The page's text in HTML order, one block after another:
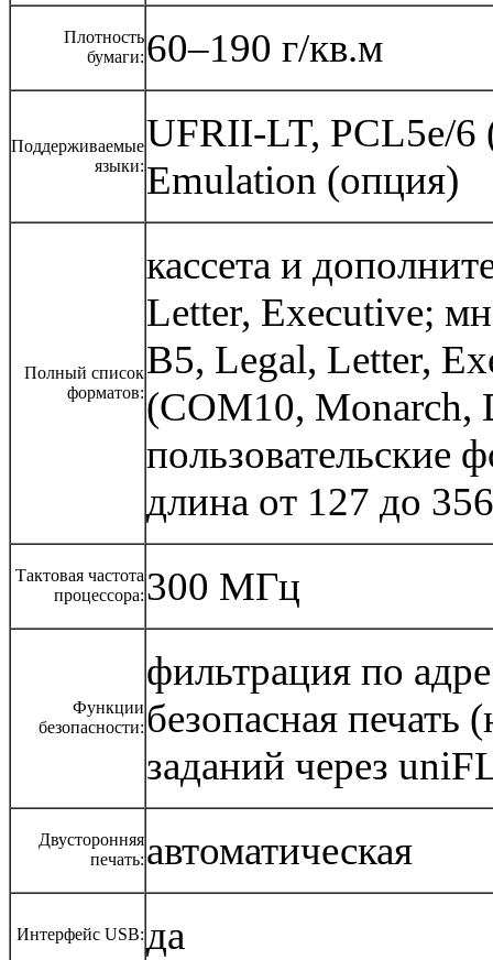
Плотность
бумаги: 60–190 г/кв.м
Поддерживаемые
языки:
UFRII-LT, PCL5e/6
Emulation (опция)
Полный список
форматов:
кассета и
Letter, Executive;
B5, Legal, Letter,
(COM10, Monarch,
длина от 127 до
Тактовая частота
процессора: 300 МГц
Функции
безопасности:
фильтрация по
безопасная
заданий через
Двусторонняя
печать: автоматическая
Интерфейс USB:да